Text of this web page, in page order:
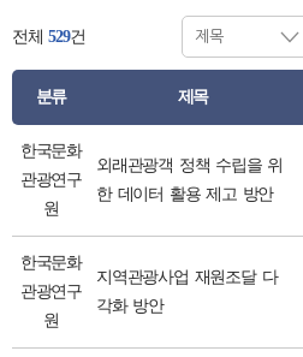
전체529건
분류 제목
한국문화
관광연구
원
외래관광객 정책 수립을 위
한 데이터 활용 제고 방안
한국문화
관광연구
원
지역관광사업 재원조달 다
각화 방안